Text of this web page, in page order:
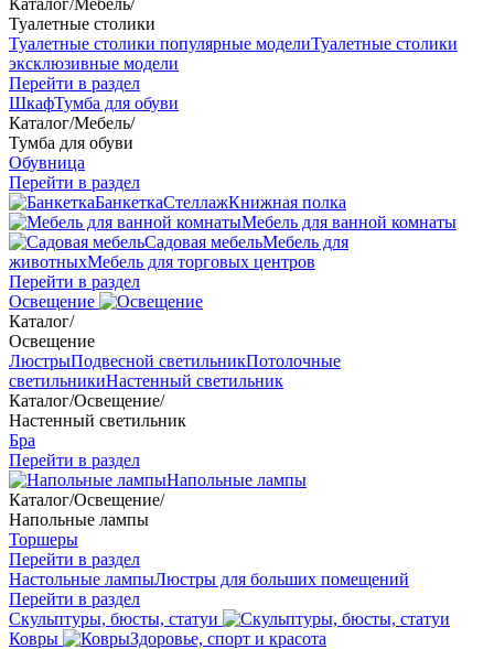
Каталог/Мебель/
Туалетные столики
Туалетные столики популярные моделиТуалетные столики
эксклюзивные модели
Перейти в раздел
ШкафТумба для обуви
Каталог/Мебель/
Тумба для обуви
Обувница
Перейти в раздел
БанкеткаСтеллажКнижная полка
Мебель для ванной комнаты
Садовая мебельМебель для
животныхМебель для торговых центров
Перейти в раздел
Освещение
Каталог/
Освещение
ЛюстрыПодвесной светильникПотолочные
светильникиНастенный светильник
Каталог/Освещение/
Настенный светильник
Бра
Перейти в раздел
Напольные лампы
Каталог/Освещение/
Напольные лампы
Торшеры
Перейти в раздел
Настольные лампыЛюстры для больших помещений
Перейти в раздел
Скульптуры, бюсты, статуи
Ковры
Здоровье, спорт и красота